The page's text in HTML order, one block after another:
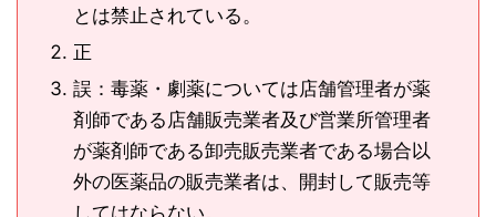
とは禁止されている。
正
誤：毒薬・劇薬については店舗管理者が薬
剤師である店舗販売業者及び営業所管理者
が薬剤師である卸売販売業者である場合以
外の医薬品の販売業者は、開封して販売等